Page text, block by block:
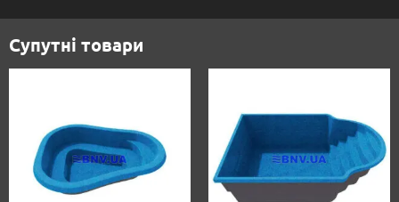
Супутні товари